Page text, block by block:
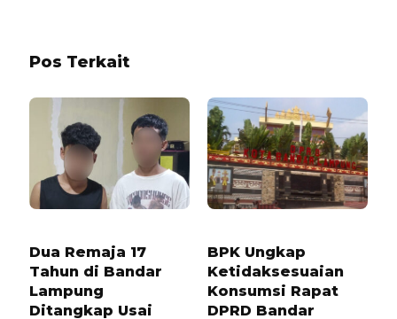
Pos Terkait
Dua Remaja 17
Tahun di Bandar
Lampung
Ditangkap Usai
BPK Ungkap
Ketidaksesuaian
Konsumsi Rapat
DPRD Bandar